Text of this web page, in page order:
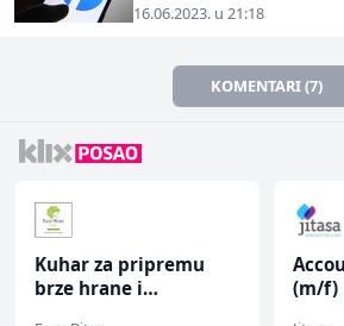
16.06.2023. u 21:18
KOMENTARI (7)
Kuhar za pripremu
brze hrane i
(m/f)